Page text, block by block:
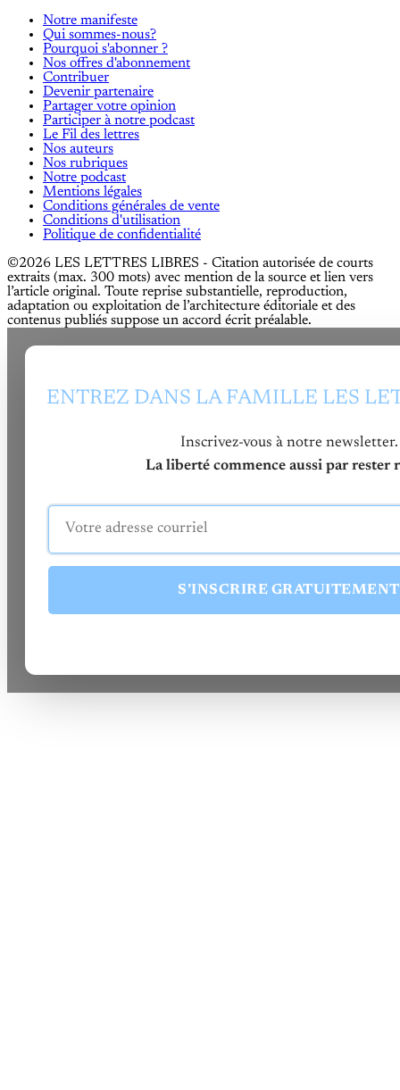
Notre manifeste
Qui sommes-nous?
Pourquoi s'abonner ?
Nos offres d'abonnement
Contribuer
Devenir partenaire
Partager votre opinion
Participer à notre podcast
Le Fil des lettres
Nos auteurs
Nos rubriques
Notre podcast
Mentions légales
Conditions générales de vente
Conditions d'utilisation
Politique de confidentialité
©2026 LES LETTRES LIBRES - Citation autorisée de courts
extraits (max. 300 mots) avec mention de la source et lien vers
l’article original. Toute reprise substantielle, reproduction,
adaptation ou exploitation de l’architecture éditoriale et des
contenus publiés suppose un accord écrit préalable.
ENTREZ DANS LA FAMILLE LES
Inscrivez-vous à notre newsletter.
La liberté commence aussi par rester
S’INSCRIRE GRATUITEMENT